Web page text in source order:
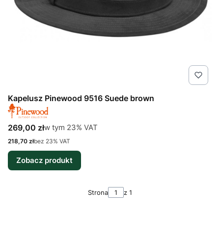
Kapelusz Pinewood 9516 Suede brown
Cena brutto
269,00 złw tym %s VAT
w tym 23% VAT
Cena netto
218,70 złbez 23% VAT
Zobacz produkt
Strona z 1